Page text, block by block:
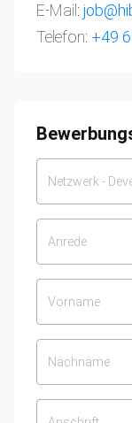
E-Mail:
Telefon: +49
Anrede